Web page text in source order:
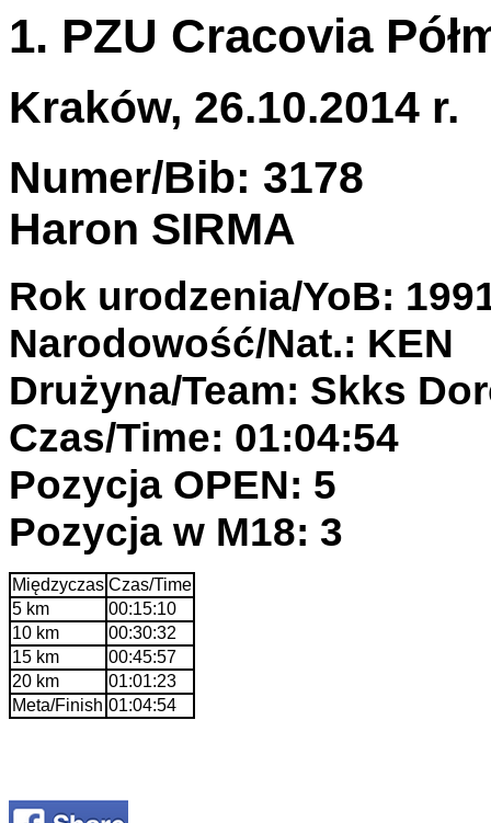
1. PZU Cracovia
Kraków, 26.10.2014 r.
Numer/Bib: 3178
Haron SIRMA
Rok urodzenia/YoB:
Narodowość/Nat.: KEN
Drużyna/Team: Skks
Czas/Time: 01:04:54
Pozycja OPEN: 5
Pozycja w M18: 3
Międzyczas Czas/Time
5 km
00:15:10
10 km
00:30:32
15 km
00:45:57
20 km
01:01:23
Meta/Finish 01:04:54